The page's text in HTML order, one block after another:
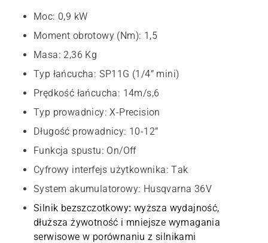
Moc: 0,9 kW
Moment obrotowy (Nm): 1,5
Masa: 2,36 Kg
Typ łańcucha: SP11G (1/4” mini)
Prędkość łańcucha: 14m/s,6
Typ prowadnicy: X-Precision
Długość prowadnicy: 10-12”
Funkcja spustu: On/Off
Cyfrowy interfejs użytkownika: Tak
System akumulatorowy: Husqvarna 36V
Silnik bezszczotkowy: wyższa wydajność,
dłuższa żywotność i mniejsze wymagania
serwisowe w porównaniu z silnikami